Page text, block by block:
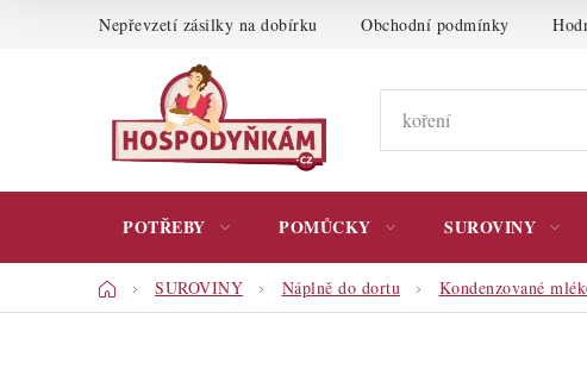
Nepřevzetí zásilky na dobírku Obchodní podmínky
POTŘEBY POMŮCKY SUROVINY
DomůSUROVINY Náplně do dortu Kondenzované